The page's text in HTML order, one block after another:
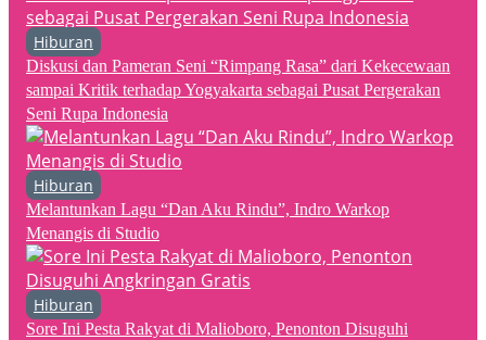
Hiburan
Diskusi dan Pameran Seni “Rimpang Rasa” dari Kekecewaan
sampai Kritik terhadap Yogyakarta sebagai Pusat Pergerakan
Seni Rupa Indonesia
Hiburan
Melantunkan Lagu “Dan Aku Rindu”, Indro Warkop
Menangis di Studio
Hiburan
Sore Ini Pesta Rakyat di Malioboro, Penonton Disuguhi